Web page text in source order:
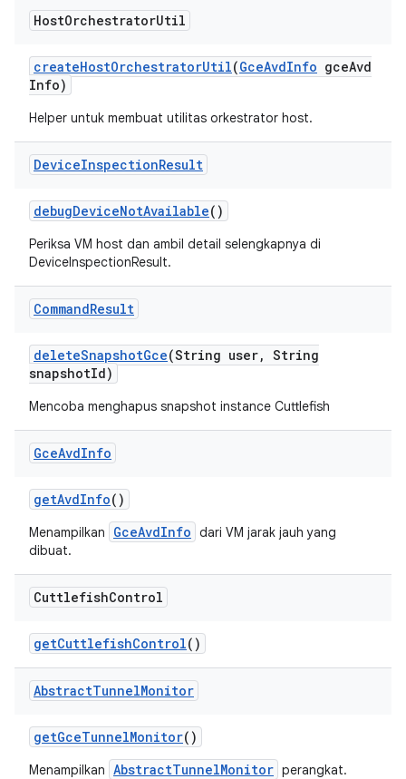
HostOrchestratorUtil
createHostOrchestratorUtil(GceAvdInfo gceAvd
Info)
Helper untuk membuat utilitas orkestrator host.
DeviceInspectionResult
debugDeviceNotAvailable()
Periksa VM host dan ambil detail selengkapnya di
DeviceInspectionResult.
CommandResult
deleteSnapshotGce(String user, String
snapshotId)
Mencoba menghapus snapshot instance Cuttlefish
GceAvdInfo
getAvdInfo()
Menampilkan GceAvdInfo dari VM jarak jauh yang
dibuat.
CuttlefishControl
getCuttlefishControl()
AbstractTunnelMonitor
getGceTunnelMonitor()
Menampilkan AbstractTunnelMonitor perangkat.